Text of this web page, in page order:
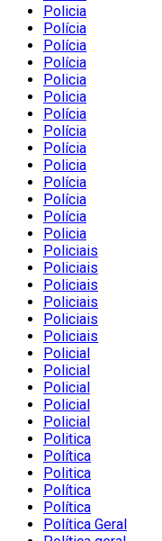
Policia
Polícia
Polícia
Polícia
Policia
Policia
Polícia
Polícia
Polícia
Policia
Polícia
Polícia
Polícia
Policia
Policiais
Policiais
Policiais
Policiais
Policiais
Policiais
Policial
Policial
Policial
Policial
Policial
Politica
Política
Politica
Política
Política
Política Geral